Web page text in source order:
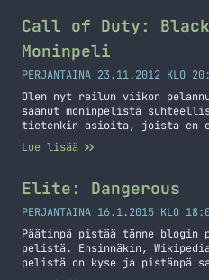
Perrsonin kehittämä erittäin
hiekkalaatikkopeli. Pelin
maailma… Jatka lukemista
Call of Duty:
Moninpeli
PERJANTAINA 23.11.2012 KLO
Olen nyt reilun viikon
saanut moninpelistä
tietenkin asioita, joista en
ole esimerkiksi lähtenyt vielä
sotilaalleni. Yhden aseen
scorestreakkeihin ja moneen
Aseluokkien tekeminenkin on
Call of Duty: Black Ops 2 –
Lue lisää
Elite: Dangerous
PERJANTAINA 16.1.2015 KLO
Päätinpä pistää tänne
pelistä. Ensinnäkin,
pelistä on kyse ja pistänpä